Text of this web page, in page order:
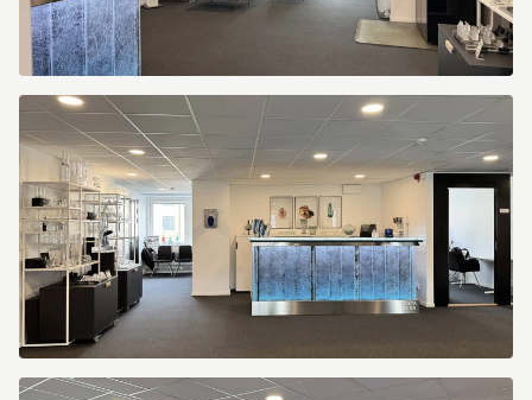
Kungsportsavenyen
10
Kungsportsavenyen